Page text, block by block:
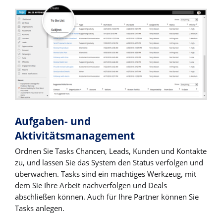
Aufgaben- und
Aktivitätsmanagement
Ordnen Sie Tasks Chancen, Leads, Kunden und Kontakte
zu, und lassen Sie das System den Status verfolgen und
überwachen. Tasks sind ein mächtiges Werkzeug, mit
dem Sie Ihre Arbeit nachverfolgen und Deals
abschließen können. Auch für Ihre Partner können Sie
Tasks anlegen.